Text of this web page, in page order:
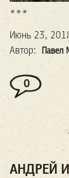
***
Июнь 23,
Автор:
Павел
0
АНДРЕЙ